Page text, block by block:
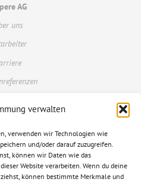
verwalten
verwenden wir Technologien wie
und/oder darauf zuzugreifen.
können wir Daten wie das
Website verarbeiten. Wenn du deine
können bestimmte Merkmale und
AG
uns
FAQ